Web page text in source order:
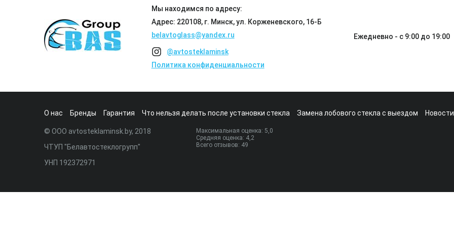
Мы находимся по адресу:
Адрес: 220108, г. Минск, ул. Корженевского, 16-Б
belavtoglass@yandex.ru
@avtosteklaminsk
Политика конфиденциальности
Ежедневно - с 9:00 до 19:00
О нас Бренды Гарантия Что нельзя делать после установки стекла Замена лобового стекла с выездом Новости
© ООО avtosteklaminsk.by, 2018
ЧТУП "Белавтостеклогрупп"
УНП 192372971
Максимальная оценка: 5,0
Средняя оценка: 4,2
Всего отзывов: 49